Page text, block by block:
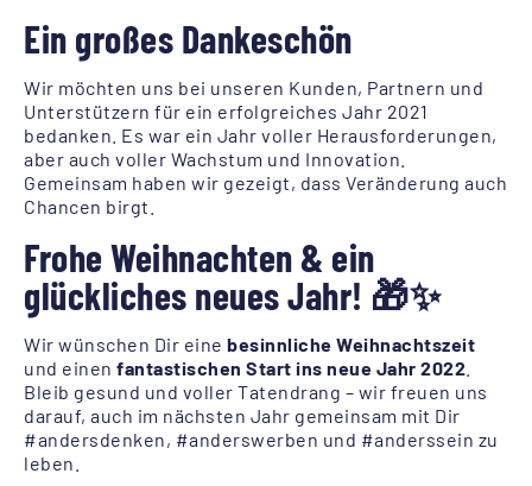
Ein großes Dankeschön
Wir möchten uns bei unseren Kunden, Partnern und
Unterstützern für ein erfolgreiches Jahr 2021
bedanken. Es war ein Jahr voller Herausforderungen,
aber auch voller Wachstum und Innovation.
Gemeinsam haben wir gezeigt, dass Veränderung auch
Chancen birgt.
Frohe Weihnachten & ein
glückliches neues Jahr! 🎁✨
Wir wünschen Dir eine besinnliche Weihnachtszeit
und einen fantastischen Start ins neue Jahr 2022
Bleib gesund und voller Tatendrang – wir freuen uns
darauf, auch im nächsten Jahr gemeinsam mit Dir
#andersdenken, #anderswerben und #anderssein zu
leben.